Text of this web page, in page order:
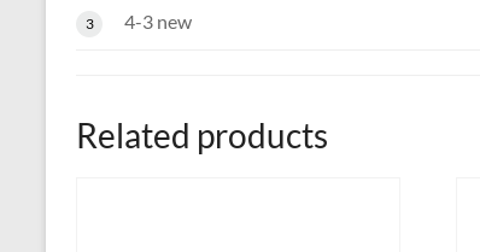
3 4-3 new
Related products